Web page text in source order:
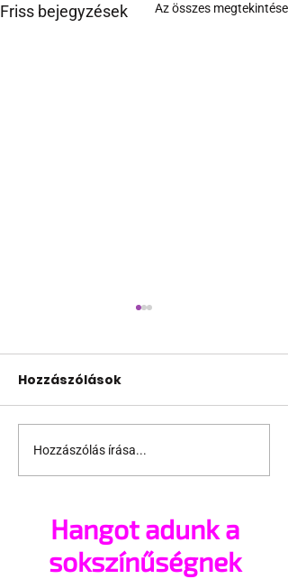
Friss bejegyzések Az összes megtekintése
10 érdekesség, amit
sok férfi nem tud a
Hozzászólások
Hozzászólás írása...
Hangot adunk a
sokszínűségnek